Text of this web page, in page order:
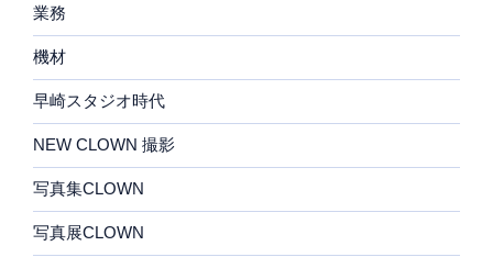
業務
機材
早崎スタジオ時代
NEW CLOWN 撮影
写真集CLOWN
写真展CLOWN